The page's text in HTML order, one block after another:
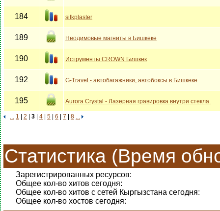
184 silkplaster
189 Неодимовые магниты в Бишкеке
190 Иструменты CROWN Бишкек
192 G-Travel - автобагажники, автобоксы в Бишкеке
195 Aurora Crystal - Лазерная гравировка внутри стекла.
... 1 2 3 4 5 6 7 8 ...
Статистика (Время
Зарегистрированных ресурсов:
Общее кол-во хитов сегодня:
Общее кол-во хитов с сетей Кыргызстана сегодня:
Общее кол-во хостов сегодня: